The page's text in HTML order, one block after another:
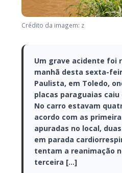
Um grave acidente foi
desta sexta-feira (19)
Toledo, onde um
caiu dentro de um rio.
pessoas. De acordo
informações apuradas
entraram em parada
equipes tentam a
terceira […]